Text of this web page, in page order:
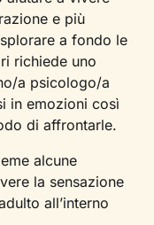
e più
a fondo le
richiede uno
a psicologo/a
in emozioni così
di affrontarle.
alcune
la sensazione
all’interno